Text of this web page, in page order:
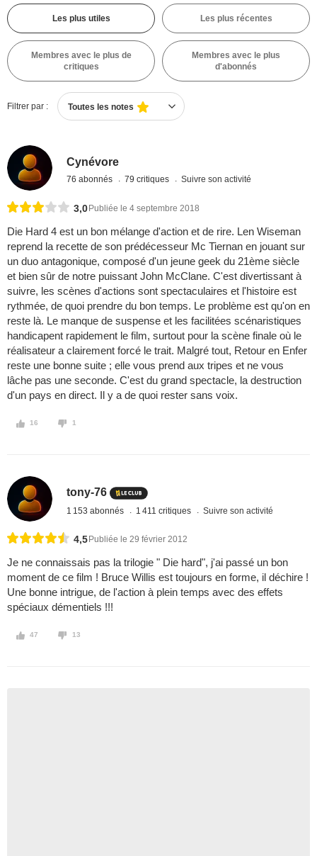
Les plus utiles Les plus récentes
Membres avec le plus de
critiques
Membres avec le plus
d'abonnés
Filtrer par : Toutes les notes
Cynévore
76 abonnés 79 critiques Suivre son activité
3,0 Publiée le 4 septembre 2018
Die Hard 4 est un bon mélange d'action et de rire. Len Wiseman
reprend la recette de son prédécesseur Mc Tiernan en jouant sur
un duo antagonique, composé d'un jeune geek du 21ème siècle
et bien sûr de notre puissant John McClane. C'est divertissant à
suivre, les scènes d'actions sont spectaculaires et l'histoire est
rythmée, de quoi prendre du bon temps. Le problème est qu'on en
reste là. Le manque de suspense et les facilitées scénaristiques
handicapent rapidement le film, surtout pour la scène finale où le
réalisateur a clairement forcé le trait. Malgré tout, Retour en Enfer
reste une bonne suite ; elle vous prend aux tripes et ne vous
lâche pas une seconde. C'est du grand spectacle, la destruction
d'un pays en direct. Il y a de quoi rester sans voix.
16 1
tony-76
1 153 abonnés 1 411 critiques Suivre son activité
4,5 Publiée le 29 février 2012
Je ne connaissais pas la trilogie " Die hard", j'ai passé un bon
moment de ce film ! Bruce Willis est toujours en forme, il déchire !
Une bonne intrigue, de l'action à plein temps avec des effets
spéciaux démentiels !!!
47 13